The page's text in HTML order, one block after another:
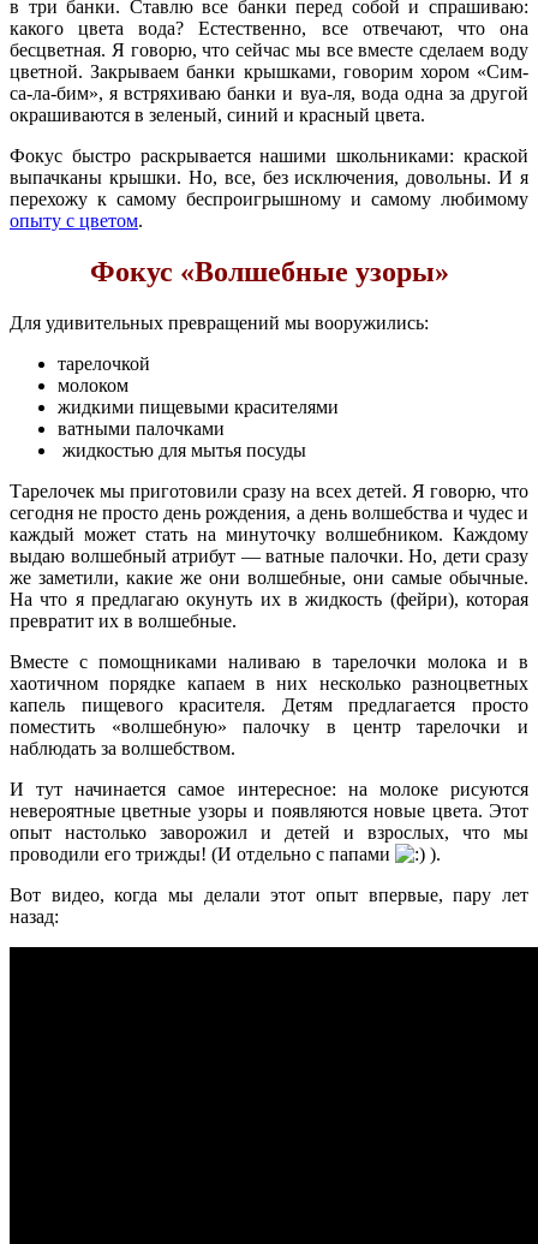
в три банки. Ставлю все банки перед собой и спрашиваю:
какого цвета вода? Естественно, все отвечают, что она
бесцветная. Я говорю, что сейчас мы все вместе сделаем воду
цветной. Закрываем банки крышками, говорим хором «Сим-
са-ла-бим», я встряхиваю банки и вуа-ля, вода одна за другой
окрашиваются в зеленый, синий и красный цвета.
Фокус быстро раскрывается нашими школьниками: краской
выпачканы крышки. Но, все, без исключения, довольны. И я
перехожу к самому беспроигрышному и самому любимому
опыту с цветом.
Фокус «Волшебные узоры»
Для удивительных превращений мы вооружились:
тарелочкой
молоком
жидкими пищевыми красителями
ватными палочками
жидкостью для мытья посуды
Тарелочек мы приготовили сразу на всех детей. Я говорю, что
сегодня не просто день рождения, а день волшебства и чудес и
каждый может стать на минуточку волшебником. Каждому
выдаю волшебный атрибут — ватные палочки. Но, дети сразу
же заметили, какие же они волшебные, они самые обычные.
На что я предлагаю окунуть их в жидкость (фейри), которая
превратит их в волшебные.
Вместе с помощниками наливаю в тарелочки молока и в
хаотичном порядке капаем в них несколько разноцветных
капель пищевого красителя. Детям предлагается просто
поместить «волшебную» палочку в центр тарелочки и
наблюдать за волшебством.
И тут начинается самое интересное: на молоке рисуются
невероятные цветные узоры и появляются новые цвета. Этот
опыт настолько заворожил и детей и взрослых, что мы
проводили его трижды! (И отдельно с папами
).
Вот видео, когда мы делали этот опыт впервые, пару лет
назад: